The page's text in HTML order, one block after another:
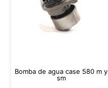
Bomba de agua case 580 m y
sm